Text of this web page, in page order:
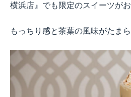
横浜店』でも限定のスイーツがお
もっちり感と茶葉の風味がたま